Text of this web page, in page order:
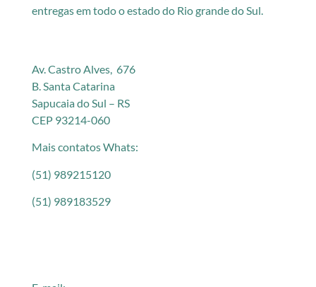
entregas em todo o estado do Rio grande do Sul.
Av. Castro Alves, 676
B. Santa Catarina
Sapucaia do Sul – RS
CEP 93214-060
Mais contatos Whats:
(51) 989215120
(51) 989183529